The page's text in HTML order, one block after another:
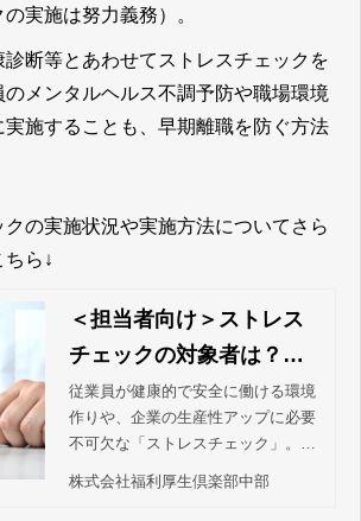
実施は努力義務）。
断等とあわせてストレスチェックを
メンタルヘルス不調予防や職場環境
施することも、早期離職を防ぐ方法
の実施状況や実施方法についてさら
ら↓
＜担当者向け＞ストレス
チェックの対象者は？範
囲や最新の実施状況、手
順をポイント解説！
従業員が健康的で安全に働ける環境
作りや、企業の生産性アップに必要
不可欠な「ストレスチェック」。厚
生労働省が公表した最新の実施状況
株式会社福利厚生倶楽部中部